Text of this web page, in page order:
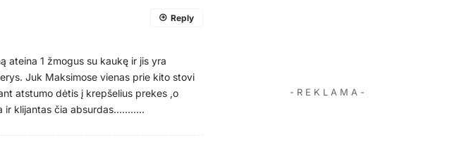
ateina 1 žmogus su kaukę ir jis yra
Juk Maksimose vienas prie kito stovi
atstumo dėtis į krepšelius prekes ,o
ir klijantas čia absurdas………..
Reply
- R E K L A M A -